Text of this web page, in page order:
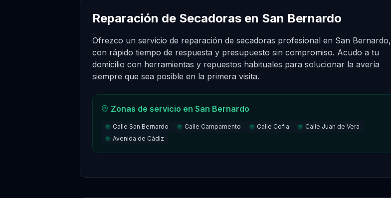
Reparación de Secadoras en San Bernardo
Ofrezco un servicio de reparación de secadoras profesional en San Bernardo,
con rápido tiempo de respuesta y presupuesto sin compromiso. Acudo a tu
domicilio con herramientas y repuestos habituales para solucionar la avería
siempre que sea posible en la primera visita.
Zonas de servicio en San Bernardo
Calle San Bernardo Calle Campamento Calle Cofia
Calle Juan de Vera
Avenida de Cádiz